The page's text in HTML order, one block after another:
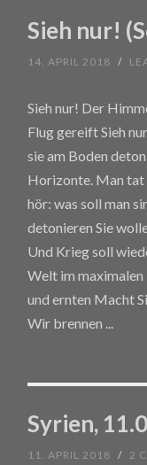
Sieh nur!
14. APRIL 2018 /
Sieh nur! Der
Flug gereift Sieh
sie am Boden
Horizonte. Man tat
hör: was soll man
detonieren Sie
Und Krieg soll
Welt im maximalen
und ernten Macht
Wir brennen
Syrien,
11. APRIL 2018 / 2